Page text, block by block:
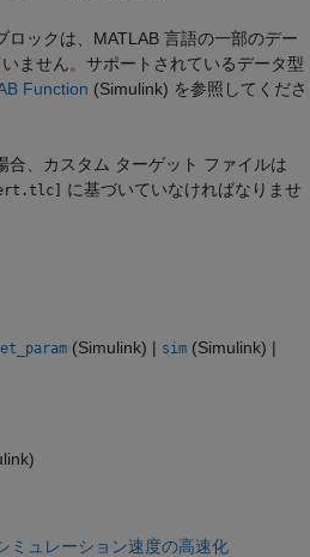
ロックは、MATLAB 言語の一部のデー
ません。サポートされているデータ型
Function (Simulink) を参照してくださ
合、カスタム ターゲット ファイルは
に基づいていなければなりませ
(Simulink) | sim (Simulink) |
ミュレーション速度の高速化